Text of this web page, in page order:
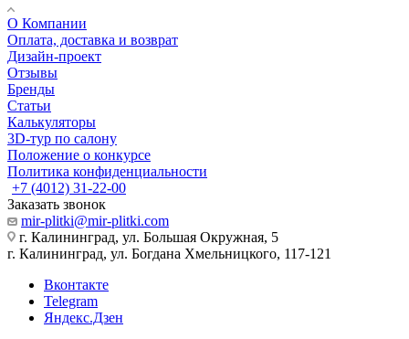
О Компании
Оплата, доставка и возврат
Дизайн-проект
Отзывы
Бренды
Статьи
Калькуляторы
3D-тур по салону
Положение о конкурсе
Политика конфиденциальности
+7 (4012) 31-22-00
Заказать звонок
mir-plitki@mir-plitki.com
г. Калининград, ул. Большая Окружная, 5
г. Калининград, ул. Богдана Хмельницкого, 117-121
Вконтакте
Telegram
Яндекс.Дзен